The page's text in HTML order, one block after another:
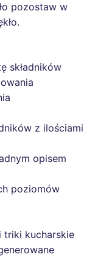
pozostaw w
składników
z ilościami
opisem
poziomów
triki kucharskie